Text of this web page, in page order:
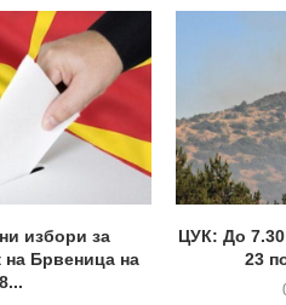
избори за
на Брвеница на
ЦУК: До 7.30
23